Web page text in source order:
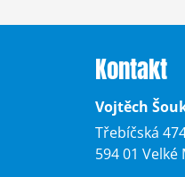
Kontakt
Vojtěch
Třebíčská
594 01 Velké